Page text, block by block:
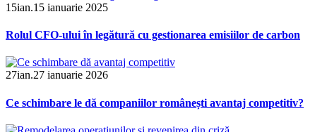
15ian.15 ianuarie 2025
Rolul CFO-ului în legătură cu gestionarea emisiilor de carbon
27ian.27 ianuarie 2026
Ce schimbare le dă companiilor românești avantaj competitiv?